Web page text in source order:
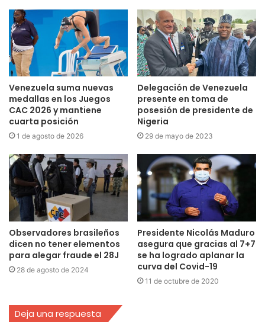
Venezuela suma nuevas
medallas en los Juegos
CAC 2026 y mantiene
cuarta posición
1 de agosto de 2026
Delegación de Venezuela
presente en toma de
posesión de presidente de
Nigeria
29 de mayo de 2023
Observadores brasileños
dicen no tener elementos
para alegar fraude el 28J
28 de agosto de 2024
Presidente Nicolás Maduro
asegura que gracias al 7+7
se ha logrado aplanar la
curva del Covid-19
11 de octubre de 2020
Deja una respuesta